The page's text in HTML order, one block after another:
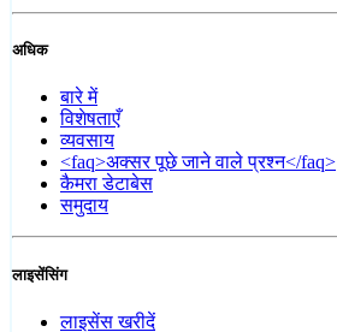
अधिक
बारे में
विशेषताएँ
व्यवसाय
<faq>अक्सर पूछे जाने वाले प्रश्न</faq>
कैमरा डेटाबेस
समुदाय
लाइसेंसिंग
लाइसेंस खरीदें